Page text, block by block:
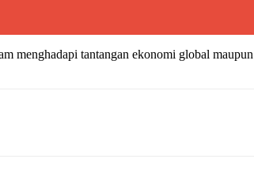
menghadapi tantangan ekonomi global